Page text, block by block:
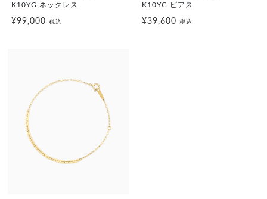
K10YG ネックレス
¥99,000 税込
K10YG ピアス
¥39,600 税込